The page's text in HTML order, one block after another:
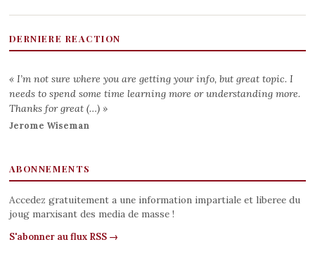
DERNIERE REACTION
« I’m not sure where you are getting your info, but great topic. I
needs to spend some time learning more or understanding more.
Thanks for great (…) »
Jerome Wiseman
ABONNEMENTS
Accedez gratuitement a une information impartiale et liberee du
joug marxisant des media de masse !
S'abonner au flux RSS →